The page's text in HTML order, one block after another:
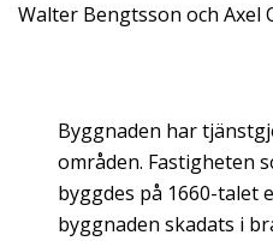
Walter Bengtsson och Axel
Byggnaden har
områden. Fastigheten
byggdes på 1660-talet
byggnaden skadats i